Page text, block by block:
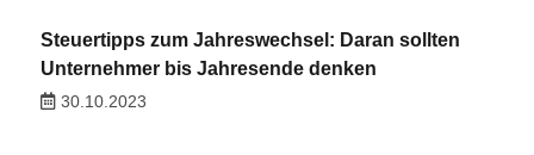
Steuertipps zum Jahreswechsel: Daran sollten
Unternehmer bis Jahresende denken
30.10.2023